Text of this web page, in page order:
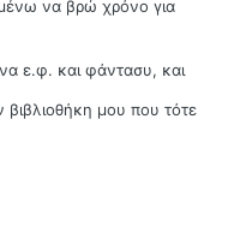
να βρώ χρόνο για
ε.φ. και φάντασυ, και
βιβλιοθήκη μου που τότε